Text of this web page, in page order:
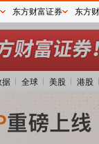
据 全球 美股 港股
东方财富证券 东方